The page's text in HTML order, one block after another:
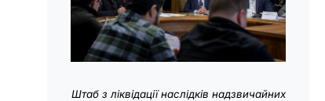
Штаб з ліквідації наслідків надзвичайних